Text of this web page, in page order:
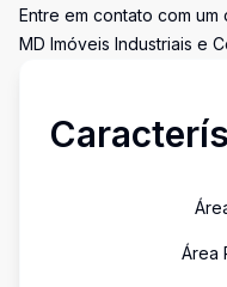
Entre em contato com
MD Imóveis Industriais e
Área